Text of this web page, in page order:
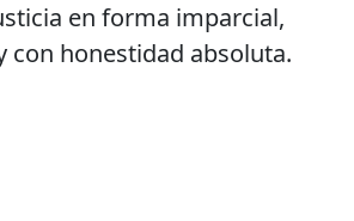
en forma imparcial,
con honestidad absoluta.